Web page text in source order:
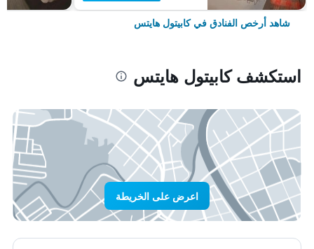
شاهد أرخص الفنادق في كابيتول هايتس
استكشف كابيتول هايتس
اعرض على الخريطة